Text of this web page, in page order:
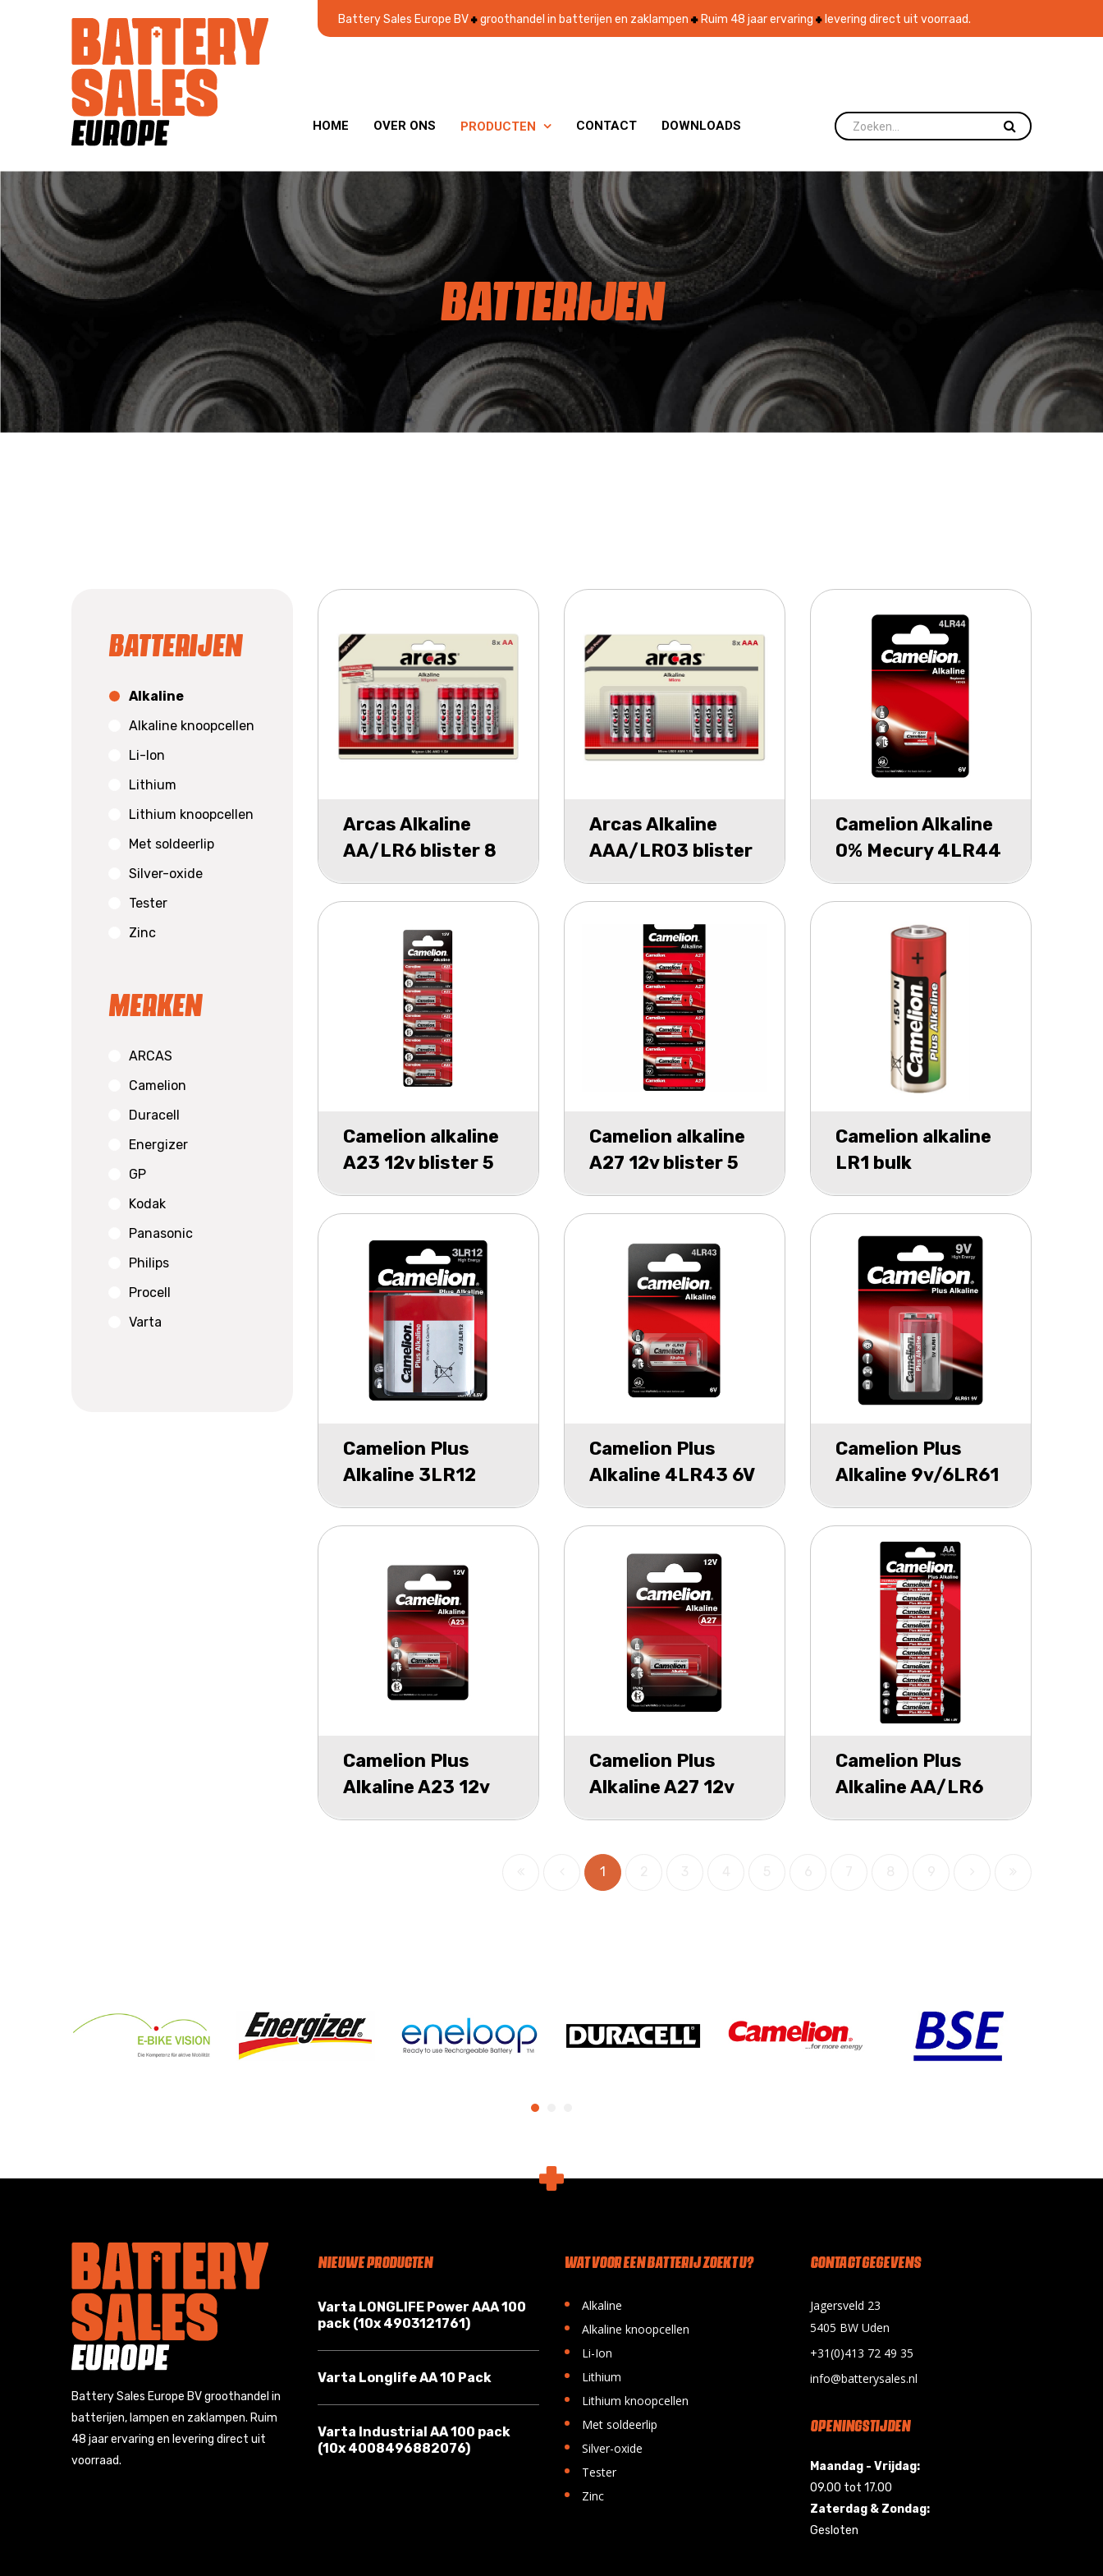
Battery Sales Europe BV groothandel in batterijen en zaklampen Ruim 48 jaar ervaring levering direct uit voorraad.
HOME OVER ONS PRODUCTEN  CONTACT DOWNLOADS
BATTERIJEN
Arcas Alkaline
AA/LR6 blister 8
Arcas Alkaline
AAA/LR03 blister
Camelion Alkaline
0% Mecury 4LR44
Camelion alkaline
A23 12v blister 5
Camelion alkaline
A27 12v blister 5
Camelion alkaline
LR1 bulk
Camelion Plus
Alkaline 3LR12
Camelion Plus
Alkaline 4LR43 6V
1
Camelion Plus
Alkaline 9v/6LR61
Camelion Plus
Alkaline A23 12v
Camelion Plus
Alkaline A27 12v
Camelion Plus
Alkaline AA/LR6
1
Batterijen
Alkaline
Alkaline knoopcellen
Li-Ion
Lithium
Lithium knoopcellen
Met soldeerlip
Silver-oxide
Tester
Zinc
Merken
ARCAS
Camelion
Duracell
Energizer
GP
Kodak
Panasonic
Philips
Procell
Varta
Battery Sales Europe BV groothandel in
batterijen, lampen en zaklampen. Ruim
48 jaar ervaring en levering direct uit
voorraad.
NIEUWE PRODUCTEN
Varta LONGLIFE Power AAA 100
pack (10x 4903121761)
Varta Longlife AA 10 Pack
Varta Industrial AA 100 pack
(10x 4008496882076)
WAT VOOR EEN BATTERIJ ZOEKT U?
• Alkaline
• Alkaline knoopcellen
• Li-Ion
• Lithium
• Lithium knoopcellen
• Met soldeerlip
• Silver-oxide
• Tester
• Zinc
CONTACT GEGEVENS
Jagersveld 23
5405 BW Uden
+31(0)413 72 49 35
info@batterysales.nl
OPENINGSTIJDEN
Maandag - Vrijdag:
09.00 tot 17.00
Zaterdag & Zondag:
Gesloten